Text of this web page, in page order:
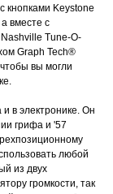
кнопками Keystone
вместе с
Tune-O-
Graph Tech®
вы могли
в электронике. Он
грифа и '57
любой
из двух
громкости, так